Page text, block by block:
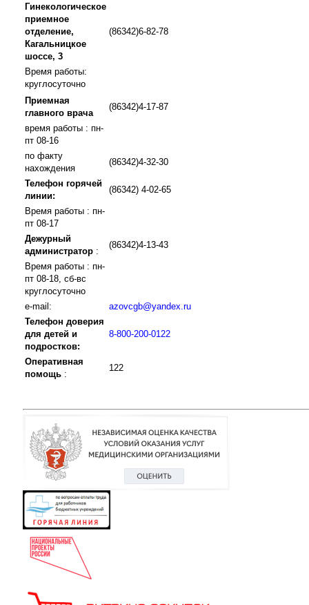
Гинекологическое
приемное
отделение,
Кагальницкое
шоссе, 3
(86342)6-82-78
Время работы:
круглосуточно
Приемная
главного врача
(86342)4-17-87
время работы : пн-
пт 08-16
по факту
нахождения
(86342)4-32-30
Телефон горячей
линии:
(86342) 4-02-65
Время работы : пн-
пт 08-17
Дежурный
администратор :
(86342)4-13-43
Время работы : пн-
пт 08-18, сб-вс
круглосуточно
e-mail:
azovcgb@yandex.ru
Телефон доверия
для детей и
подростков:
8-800-200-0122
Оперативная
помощь :
122